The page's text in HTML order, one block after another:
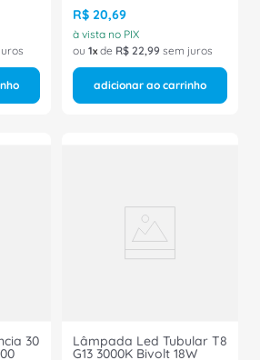
R$ 20,69
à vista no PIX
ou 1 de R$ 22,99 sem juros
adicionar ao carrinho
30 Lâmpada Led Tubular T8
G13 3000K Bivolt 18W